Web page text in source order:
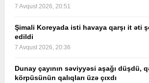
7 Avqust 2026, 20:51
Şimali Koreyada isti havaya qarşı it əti
edildi
7 Avqust 2026, 20:36
Dunay çayının səviyyəsi aşağı düşdü,
körpüsünün qalıqları üzə çıxdı